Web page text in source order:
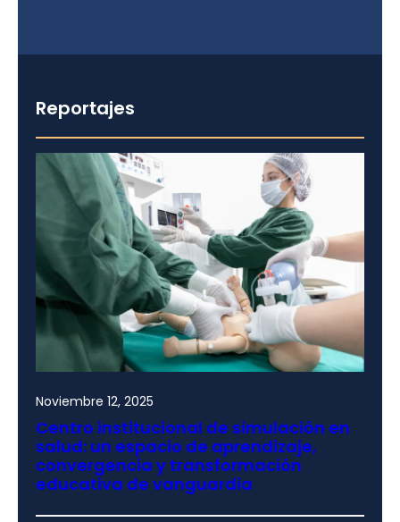
Reportajes
Noviembre 12, 2025
Centro institucional de simulación en
salud: un espacio de aprendizaje,
convergencia y transformación
educativa de vanguardia